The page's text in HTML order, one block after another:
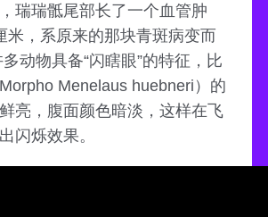
瑞瑞骶尾部长了一个血管肿
米，系原来的那块青斑病变而
动物具备“闪瞎眼”的特征，比
Menelaus huebneri）的
亮，腹面颜色暗淡，这样在飞
闪烁效果。